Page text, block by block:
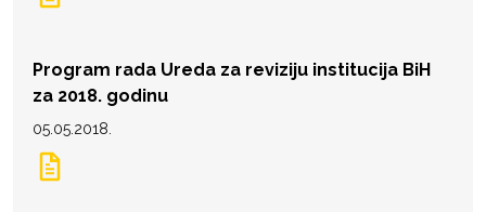
Program rada Ureda za reviziju institucija BiH
za 2018. godinu
05.05.2018.